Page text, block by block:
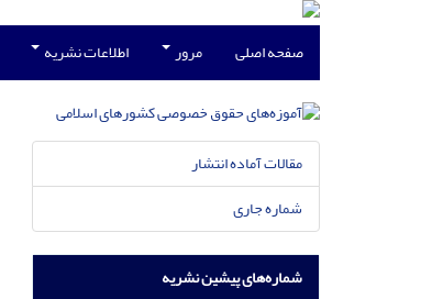
صفحه اصلی مرور اطلاعات نشریه
مقالات آماده انتشار
شماره جاری
شماره‌های پیشین نشریه